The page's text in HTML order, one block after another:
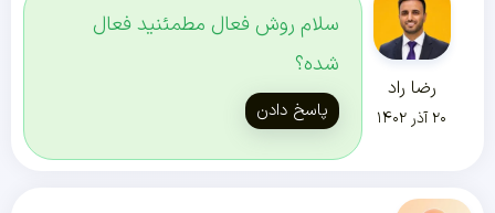
رضا راد
۲۰ آذر ۱۴۰۲
سلام روش فعال مطمئنید فعال
شده؟
پاسخ دادن